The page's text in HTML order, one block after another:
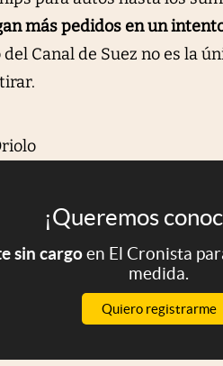
más pedidos en un
del Canal de Suez no es la
¡Queremos
sin cargoen El Cronista
medida.
Quiero registrarme